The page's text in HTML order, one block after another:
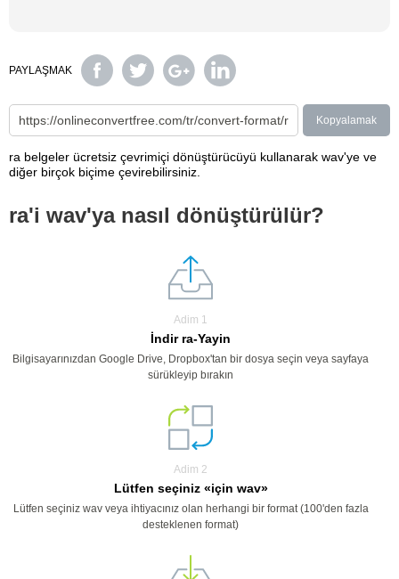
PAYLAŞMAK
Kopyalamak
ra belgeler ücretsiz çevrimiçi dönüştürücüyü kullanarak wav'ye ve
diğer birçok biçime çevirebilirsiniz.
ra'i wav'ya nasıl dönüştürülür?
Adim 1
İndir ra-Yayin
Bilgisayarınızdan Google Drive, Dropbox'tan bir dosya seçin veya sayfaya
sürükleyip bırakın
Adim 2
Lütfen seçiniz «için wav»
Lütfen seçiniz wav veya ihtiyacınız olan herhangi bir format (100'den fazla
desteklenen format)